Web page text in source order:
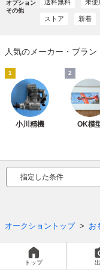
オプション
その他
送料無料 未使
ストア 新着
人気のメーカー・ブラン
1
小川精機
2
OK模
指定した条件
オークショントップ お
トップ